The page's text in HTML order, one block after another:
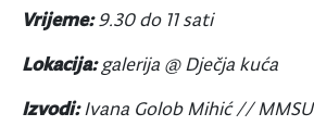
Vrijeme:9.30 do 11 sati
Lokacija:galerija @ Dječja kuća
Izvodi:Ivana Golob Mihić // MMSU